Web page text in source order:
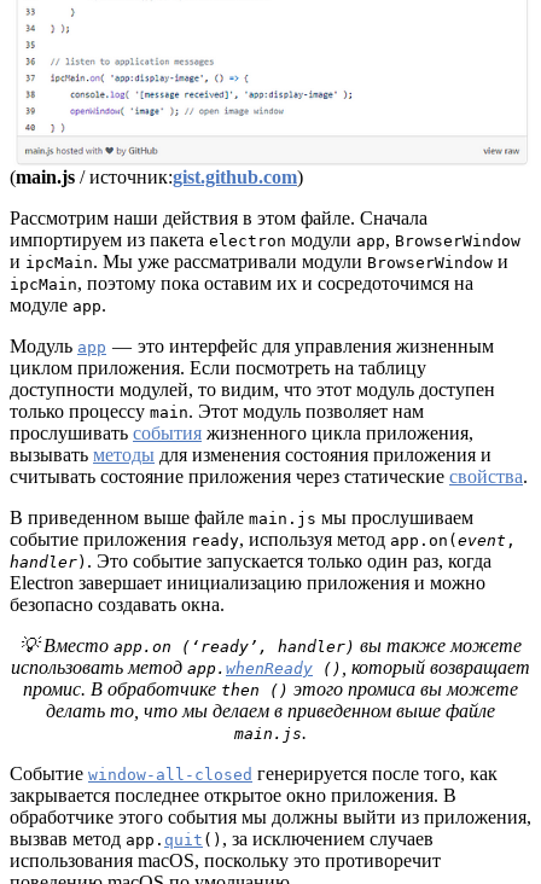
(main.js / источник:gist.github.com)
Рассмотрим наши действия в этом файле. Сначала
импортируем из пакета electron модули app, BrowserWindow
и ipcMain. Мы уже рассматривали модули BrowserWindow и
ipcMain, поэтому пока оставим их и сосредоточимся на
модуле app.
Модуль app — это интерфейс для управления жизненным
циклом приложения. Если посмотреть на таблицу
доступности модулей, то видим, что этот модуль доступен
только процессу main. Этот модуль позволяет нам
прослушивать события жизненного цикла приложения,
вызывать методы для изменения состояния приложения и
считывать состояние приложения через статические свойства.
В приведенном выше файле main.js мы прослушиваем
событие приложения ready, используя метод app.on( event ,
handler) . Это событие запускается только один раз, когда
Electron завершает инициализацию приложения и можно
безопасно создавать окна.
💡 Вместо app.on (‘ready’, handler) вы также можете
использовать метод app. whenReady ()
, который возвращает
промис. В обработчике then () этого промиса вы можете
делать то, что мы делаем в приведенном выше файле
main.js.
Событие window-all-closed генерируется после того, как
закрывается последнее открытое окно приложения. В
обработчике этого события мы должны выйти из приложения,
вызвав метод app. quit () , за исключением случаев
использования macOS, поскольку это противоречит